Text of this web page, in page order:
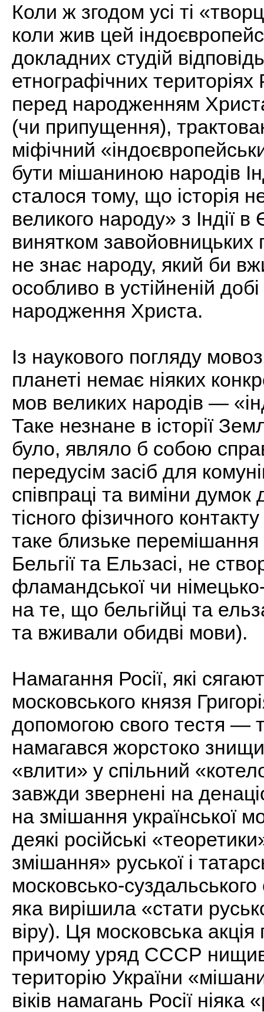
Коли ж згодом усі ті
коли жив цей
докладних студій
етнографічних
перед народженням
(чи припущення),
міфічний
бути мішаниною народів
сталося тому, що історія
великого народу» з Індії
винятком завойовницьких
не знає народу, який би
особливо в устійненій
народження Христа.
Із наукового погляду
планеті немає ніяких
мов великих народів —
Таке незнане в історії
було, являло б собою
передусім засіб для
співпраці та виміни
тісного фізичного
таке близьке
Бельгії та Ельзасі, не
фламандської чи
на те, що бельгійці та
та вживали обидві мови).
Намагання Росії, які
московського князя
допомогою свого тестя —
намагався жорстоко
«влити» у спільний
завжди звернені на
на змішання української
деякі російські
змішання» руської і
московсько-
яка вирішила «стати
віру). Ця московська
причому уряд СССР нищив
територію України
віків намагань Росії